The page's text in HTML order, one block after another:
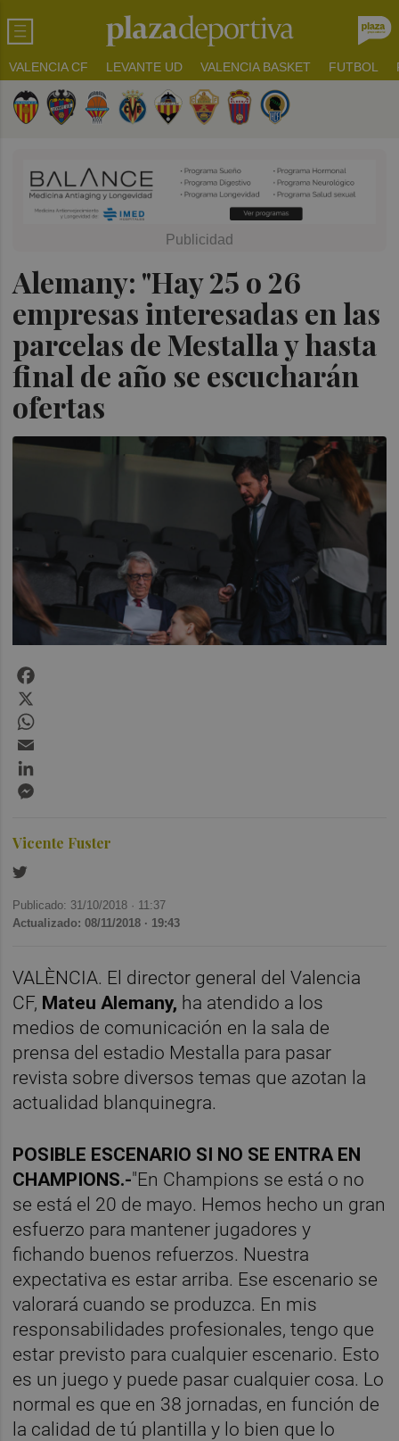
VALENCIA CF LEVANTE UD VALENCIA BASKET FUTBOL
Alemany: "Hay 25 o 26
empresas interesadas en las
parcelas de Mestalla y hasta
final de año se escucharán
ofertas
Vicente Fuster
Publicado: 31/10/2018 · 11:37
Actualizado: 08/11/2018 · 19:43
VALÈNCIA. El director general del Valencia
CF, Mateu Alemany, ha atendido a los
medios de comunicación en la sala de
prensa del estadio Mestalla para pasar
revista sobre diversos temas que azotan la
actualidad blanquinegra.
POSIBLE ESCENARIO SI NO SE ENTRA EN
CHAMPIONS.-"En Champions se está o no
se está el 20 de mayo. Hemos hecho un gran
esfuerzo para mantener jugadores y
fichando buenos refuerzos. Nuestra
expectativa es estar arriba. Ese escenario se
valorará cuando se produzca. En mis
responsabilidades profesionales, tengo que
estar previsto para cualquier escenario. Esto
es un juego y puede pasar cualquier cosa. Lo
normal es que en 38 jornadas, en función de
la calidad de tú plantilla y lo bien que lo